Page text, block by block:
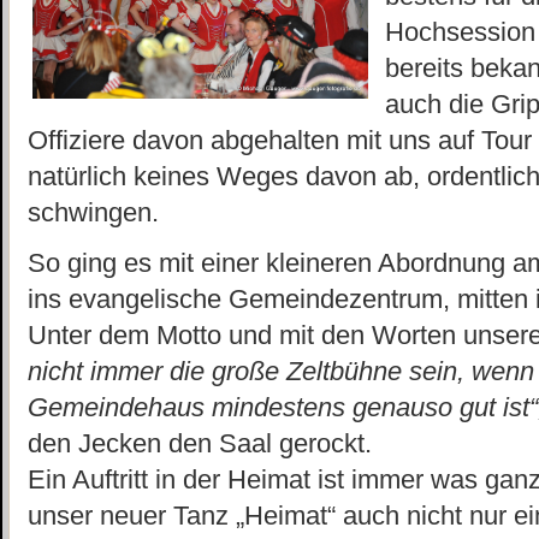
bereits
auch die
Offiziere davon abgehalten mit uns auf
natürlich keines Weges davon ab,
schwingen.
So ging es mit einer kleineren Abordnung
ins evangelische Gemeindezentrum,
Unter dem Motto und mit den Worten
nicht immer die große Zeltbühne sein,
Gemeindehaus mindestens genauso gut
den Jecken den Saal gerockt.
Ein Auftritt in der Heimat ist immer was
unser neuer Tanz „Heimat“ auch nicht nur